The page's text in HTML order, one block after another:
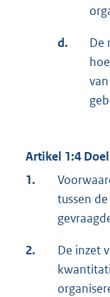
d.
De
Artikel 1:4
1.
tussen
2.
De inzet